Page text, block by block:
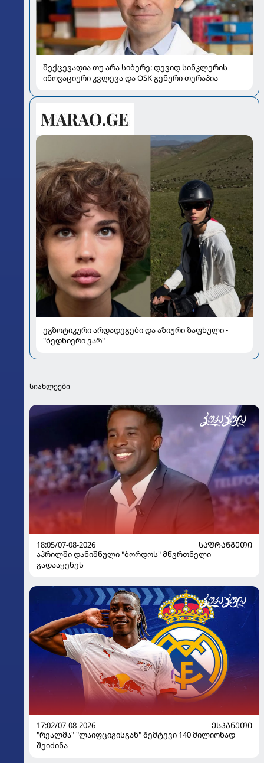
შექცევადია თუ არა სიბერე: დევიდ სინკლერის
ინოვაციური კვლევა და OSK გენური თერაპია
ეგზოტიკური არდადეგები და აზიური ზაფხული -
"ბედნიერი ვარ"
სიახლეები
18:05/07-08-2026
ᲡᲐᲤᲠᲐᲜᲒᲔᲗᲘ
აპრილში დანიშნული "ბორდოს" მწვრთნელი
გადააყენეს
17:02/07-08-2026
ᲔᲡᲞᲐᲜᲔᲗᲘ
"რეალმა" "ლაიფციგისგან" შემტევი 140 მილიონად
შეიძინა